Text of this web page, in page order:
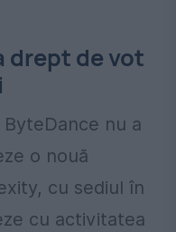
drept de vot
nu a
o nouă
cu sediul în
cu activitatea